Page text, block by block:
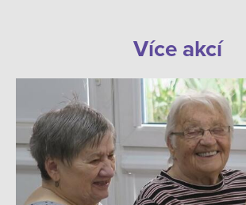
Více akcí